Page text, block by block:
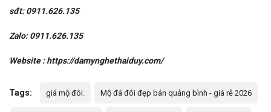
sđt: 0911.626.135
Zalo: 0911.626.135
Website :https://damynghethaiduy.com/
Tags: giá mộ đôi. Mộ đá đôi đẹp bán quảng bình - giá rẻ 2026